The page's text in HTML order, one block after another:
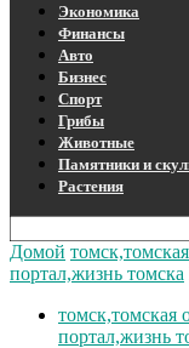
Экономика
Финансы
Авто
Бизнес
Спорт
Грибы
Животные
Памятники и
Растения
Домой
портал,жизнь томска
томск,томская
портал,жизнь